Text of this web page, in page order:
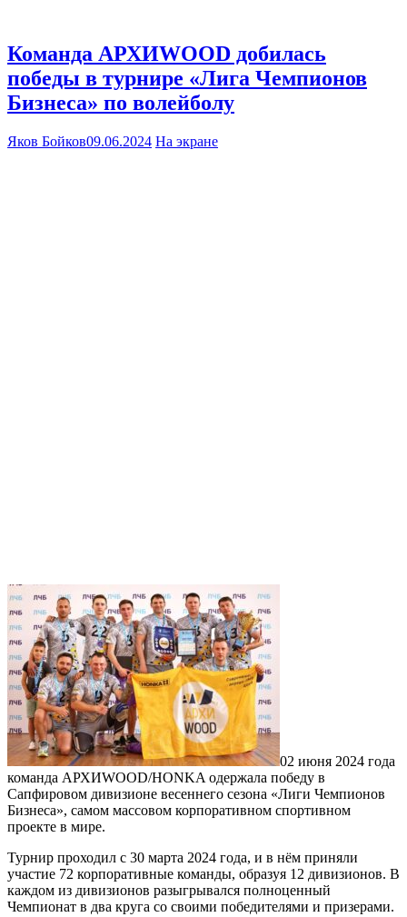
Команда АРХИWOOD добилась
победы в турнире «Лига Чемпионов
Бизнеса» по волейболу
Яков Бойков09.06.2024 На экране
02 июня 2024 года
команда АРХИWOOD/HONKA одержала победу в
Сапфировом дивизионе весеннего сезона «Лиги Чемпионов
Бизнеса», самом массовом корпоративном спортивном
проекте в мире.
Турнир проходил с 30 марта 2024 года, и в нём приняли
участие 72 корпоративные команды, образуя 12 дивизионов. В
каждом из дивизионов разыгрывался полноценный
Чемпионат в два круга со своими победителями и призерами.